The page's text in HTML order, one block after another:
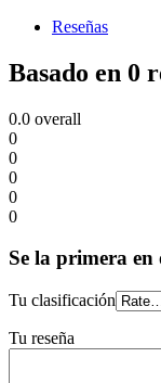
Reseñas
Basado en 0
0.0 overall
0
0
0
0
0
Se la primera
Tu clasificación
Tu reseña